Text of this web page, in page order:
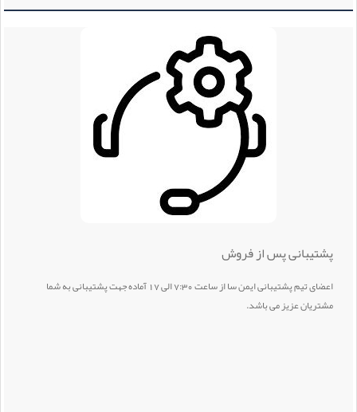
پشتیبانی پس از فروش
اعضای تیم پشتیبانی ایمن سا از ساعت 7:30 الی 17 آماده جهت پشتیبانی به شما
مشتریان عزیز می باشد.